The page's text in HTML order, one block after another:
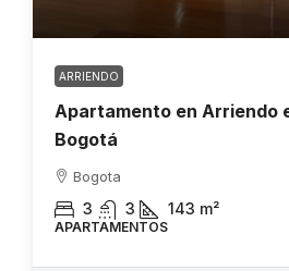
ARRIENDO
Apartamento en Arriendo
Bogotá
Bogota
3 3 143 m²
APARTAMENTOS